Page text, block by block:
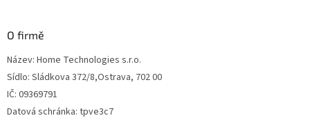
O firmě
Název: Home Technologies s.r.o.
Sídlo: Sládkova 372/8,Ostrava, 702 00
IČ: 09369791
Datová schránka: tpve3c7